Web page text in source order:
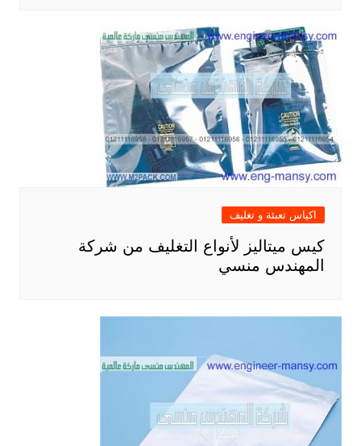
اكياس تعبئة و تغليف
كيس ميتاليز لأنواع التغليف من شركة
المهندس منسي